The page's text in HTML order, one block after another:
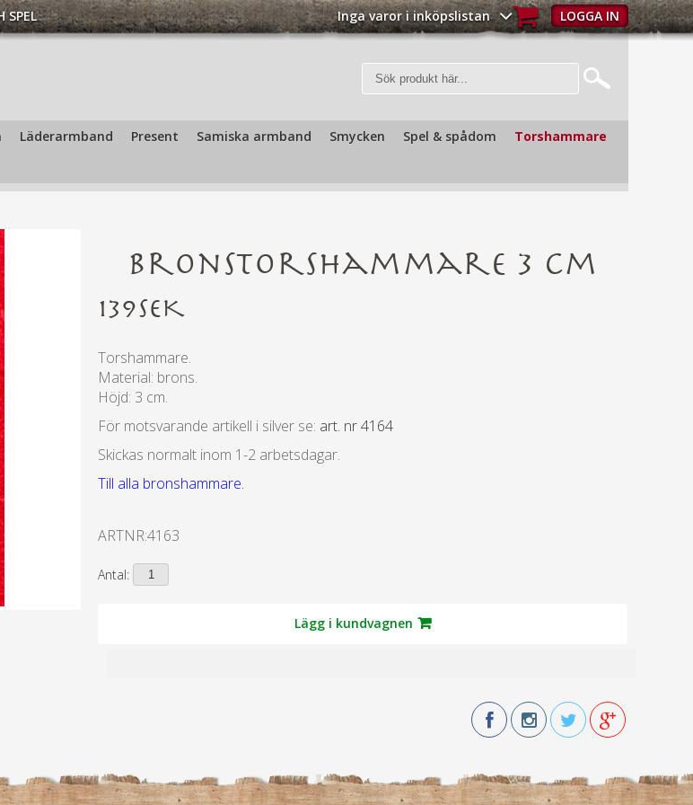
SPEL LOGGA IN
Inga varor i inköpslistan
Läderarmband Present Samiska armband Smycken Spel & spådom
Torshammare
3 cm | Torshammare - brons - Torshammare | Ha
Bronstorshammare 3 cm
139SEK
Torshammare.
Material: brons.
Höjd: 3 cm.
För motsvarande artikell i silver se: art. nr4164
Skickas normalt inom 1-2 arbetsdagar.
Till alla bronshammare.
ARTNR:4163
Antal:
Lägg i kundvagnen